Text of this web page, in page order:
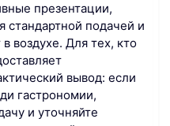
презентации,
стандартной подачей и
воздухе. Для тех, кто
вывод: если
гастрономии,
и уточняйте